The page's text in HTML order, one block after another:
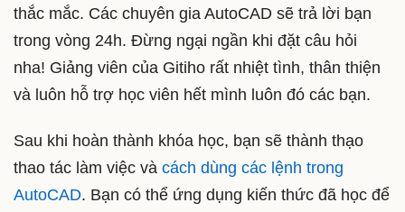
thắc mắc. Các chuyên gia AutoCAD sẽ trả lời bạn
trong vòng 24h. Đừng ngại ngần khi đặt câu hỏi
nha! Giảng viên của Gitiho rất nhiệt tình, thân thiện
và luôn hỗ trợ học viên hết mình luôn đó các bạn.
Sau khi hoàn thành khóa học, bạn sẽ thành thạo
thao tác làm việc và cách dùng các lệnh trong
AutoCAD. Bạn có thể ứng dụng kiến thức đã học để